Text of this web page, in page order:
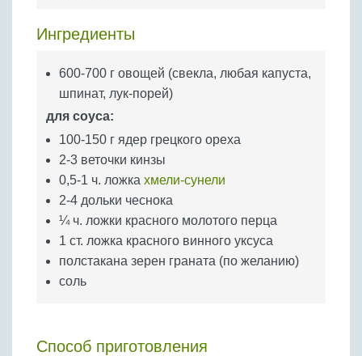
Яйца
Ингредиенты
600-700 г овощей (свекла, любая капуста,
шпинат, лук-порей)
для соуса:
100-150 г ядер грецкого ореха
2-3 веточки кинзы
0,5-1 ч. ложка хмели-сунели
2-4 дольки чеснока
¼ ч. ложки красного молотого перца
1 ст. ложка красного винного уксуса
полстакана зерен граната (по желанию)
соль
Способ приготовления